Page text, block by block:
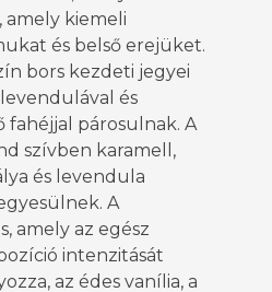
amely kiemeli
és belső erejüket.
bors kezdeti jegyei
és
fahéjjal párosulnak. A
szívben karamell,
és levendula
A
amely az egész
intenzitását
az édes vanília, a